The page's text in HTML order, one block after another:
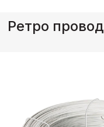
Ретро провод